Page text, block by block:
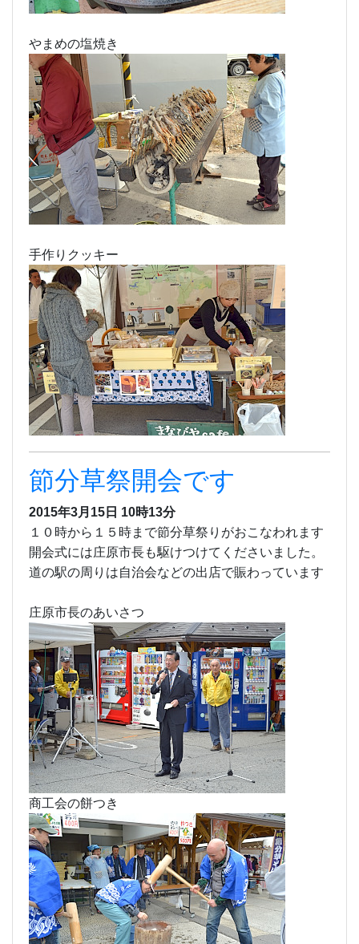
やまめの塩焼き
手作りクッキー
節分草祭開会です
2015年3月15日 10時13分
１０時から１５時まで節分草祭りがおこなわれます
開会式には庄原市長も駆けつけてくださいました。
道の駅の周りは自治会などの出店で賑わっています
庄原市長のあいさつ
商工会の餅つき